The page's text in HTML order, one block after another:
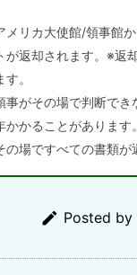
メリカ大使館/領事館
が返却されます。※返
。
事がその場で判断で
かかることがあります。
の場ですべての書類が
 Posted by